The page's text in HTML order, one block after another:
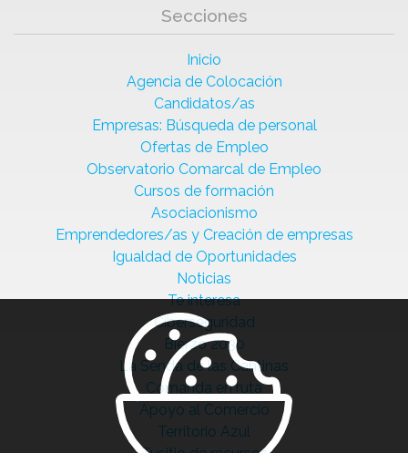
Secciones
Inicio
Agencia de Colocación
Candidatos/as
Empresas: Búsqueda de personal
Ofertas de Empleo
Observatorio Comarcal de Empleo
Cursos de formación
Asociacionismo
Emprendedores/as y Creación de empresas
Igualdad de Oportunidades
Noticias
Te interesa
Ciberseguridad
Bierzo 2030
La Senda de las Cantinas
Comanda en ruta
Apoyo al Comercio
Territorio Azul